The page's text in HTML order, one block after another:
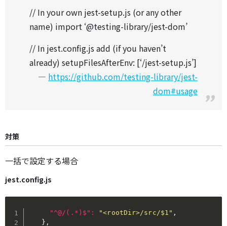
// In your own jest-setup.js (or any other
name) import ‘@testing-library/jest-dom’
// In jest.config.js add (if you haven’t
already) setupFilesAfterEnv: [‘/jest-setup.js’]
https://github.com/testing-library/jest-
dom#usage
対策
一括で設定する場合
jest.config.js
"^@/(.*)$" : "<rootDir>/src/$1" ,
} ,